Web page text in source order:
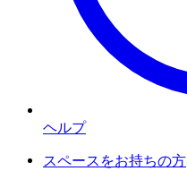
ヘルプ
スペースをお持ちの方